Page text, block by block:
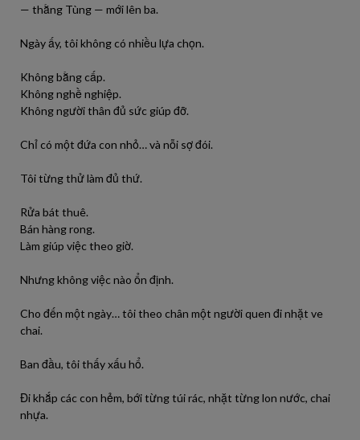
— thằng Tùng — mới lên ba.
Ngày ấy, tôi không có nhiều lựa chọn.
Không bằng cấp.
Không nghề nghiệp.
Không người thân đủ sức giúp đỡ.
Chỉ có một đứa con nhỏ… và nỗi sợ đói.
Tôi từng thử làm đủ thứ.
Rửa bát thuê.
Bán hàng rong.
Làm giúp việc theo giờ.
Nhưng không việc nào ổn định.
Cho đến một ngày… tôi theo chân một người quen đi nhặt ve
chai.
Ban đầu, tôi thấy xấu hổ.
Đi khắp các con hẻm, bới từng túi rác, nhặt từng lon nước, chai
nhựa.